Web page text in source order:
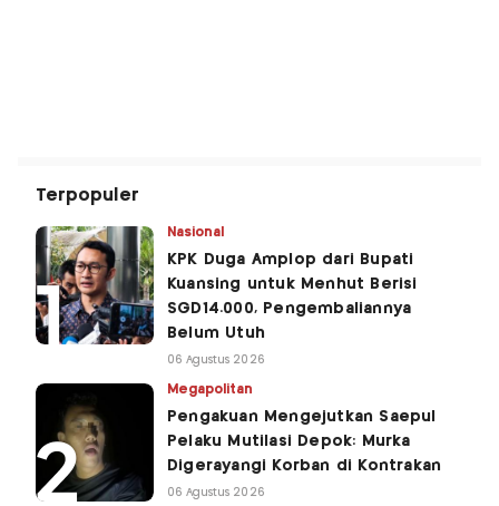
Terpopuler
Nasional
KPK Duga Amplop dari Bupati
Kuansing untuk Menhut Berisi
SGD14.000, Pengembaliannya
Belum Utuh
06 Agustus 2026
Megapolitan
Pengakuan Mengejutkan Saepul
Pelaku Mutilasi Depok: Murka
Digerayangi Korban di Kontrakan
06 Agustus 2026